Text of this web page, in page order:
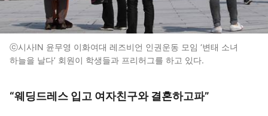
ⓒ시사IN 윤무영 이화여대 레즈비언 인권운동 모임 ‘변태 소녀
하늘을 날다’ 회원이 학생들과 프리허그를 하고 있다.
“웨딩드레스 입고 여자친구와 결혼하고파”